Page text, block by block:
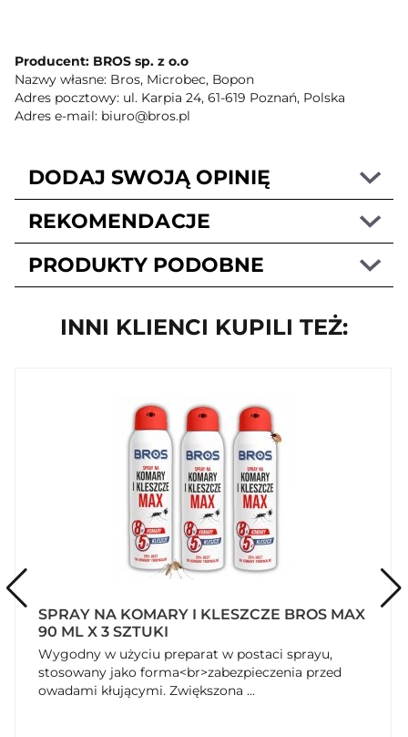
Producent: BROS sp. z o.o
Nazwy własne: Bros, Microbec, Bopon
Adres pocztowy: ul. Karpia 24, 61-619 Poznań, Polska
Adres e-mail: biuro@bros.pl
DODAJ SWOJĄ OPINIĘ
REKOMENDACJE
PRODUKTY PODOBNE
INNI KLIENCI KUPILI TEŻ:
SPRAY NA KOMARY I KLESZCZE BROS MAX
90 ML X 3 SZTUKI
Wygodny w użyciu preparat w postaci sprayu,
stosowany jako forma<br>zabezpieczenia przed
owadami kłującymi. Zwiększona ...